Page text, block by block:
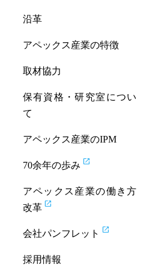
沿革
アペックス産業の特徴
取材協力
保有資格・研究室につい
て
アペックス産業のIPM
70余年の歩み open_in_new
アペックス産業の働き方
改革 open_in_new
会社パンフレット open_in_new
採用情報